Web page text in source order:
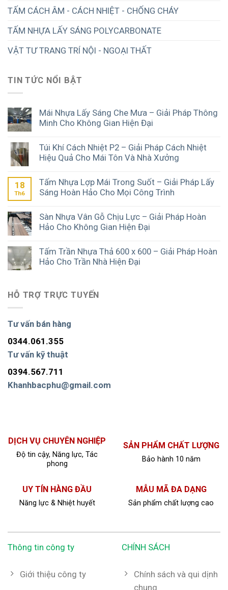
TẤM CÁCH ÂM - CÁCH NHIỆT - CHỐNG CHÁY
TẤM NHỰA LẤY SÁNG POLYCARBONATE
VẬT TƯ TRANG TRÍ NỘI - NGOẠI THẤT
TIN TỨC NỔI BẬT
Mái Nhựa Lấy Sáng Che Mưa – Giải Pháp Thông
Minh Cho Không Gian Hiện Đại
Túi Khí Cách Nhiệt P2 – Giải Pháp Cách Nhiệt
Hiệu Quả Cho Mái Tôn Và Nhà Xưởng
18
Th6
Tấm Nhựa Lợp Mái Trong Suốt – Giải Pháp Lấy
Sáng Hoàn Hảo Cho Mọi Công Trình
Sàn Nhựa Vân Gỗ Chịu Lực – Giải Pháp Hoàn
Hảo Cho Không Gian Hiện Đại
Tấm Trần Nhựa Thả 600 x 600 – Giải Pháp Hoàn
Hảo Cho Trần Nhà Hiện Đại
HỖ TRỢ TRỰC TUYẾN
Tư vấn bán hàng
0344.061.355
Tư vấn kỹ thuật
0394.567.711
Khanhbacphu@gmail.com
DỊCH VỤ CHUYÊN NGHIỆP
Độ tin cậy, Năng lực, Tác
phong
SẢN PHẨM CHẤT LƯỢNG
Bảo hành 10 năm
UY TÍN HÀNG ĐẦU
Năng lực & Nhiệt huyết
MẪU MÃ ĐA DẠNG
Sản phẩm chất lượng cao
Thông tin công ty
Giới thiệu công ty
CHÍNH SÁCH
Chính sách và qui dịnh
chung